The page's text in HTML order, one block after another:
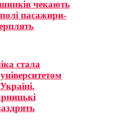
чекають
пасажири-
стала